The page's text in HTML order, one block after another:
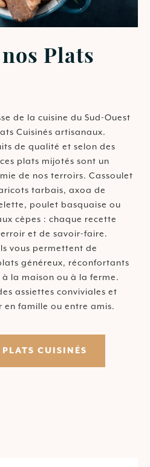
Plats
de la cuisine du Sud-Ouest
Cuisinés artisanaux.
de qualité et selon des
plats mijotés sont un
de nos terroirs. Cassoulet
tarbais, axoa de
poulet basquaise ou
cèpes : chaque recette
et de savoir-faire.
vous permettent de
généreux, réconfortants
la maison ou à la ferme.
assiettes conviviales et
famille ou entre amis.
CUISINÉS